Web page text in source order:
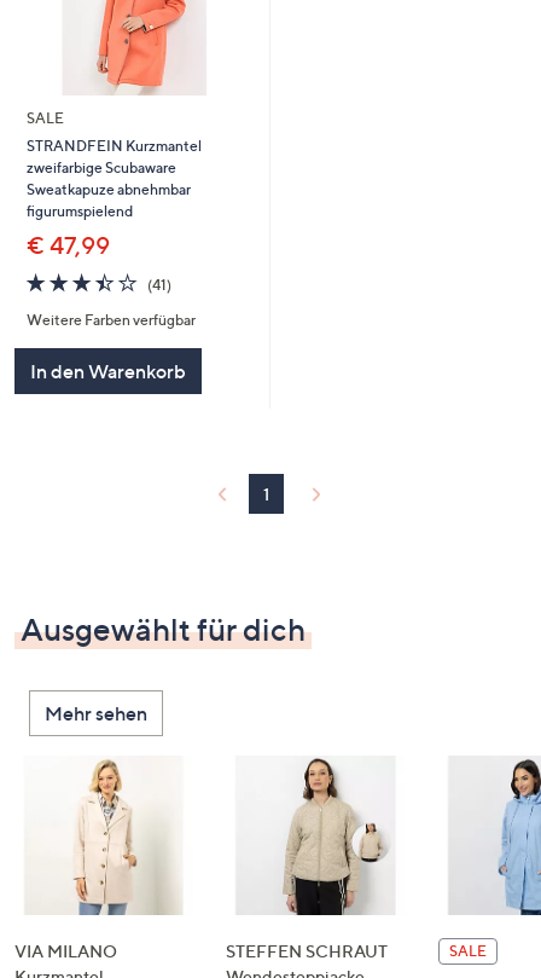
diese
anzuzeigen.
SALE
STRANDFEIN Kurzmantel
zweifarbige Scubaware
Sweatkapuze abnehmbar
figurumspielend
€ 47,99
3.4
von
5
(41)41
Weitere Farben verfügbar
In den Warenkorb
1
Ausgewählt für dich
Mehr sehen
VIA MILANO
STEFFEN SCHRAUT
SALE